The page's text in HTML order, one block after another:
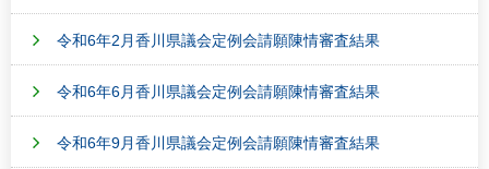
令和6年2月香川県議会定例会請願陳情審査結果
令和6年6月香川県議会定例会請願陳情審査結果
令和6年9月香川県議会定例会請願陳情審査結果